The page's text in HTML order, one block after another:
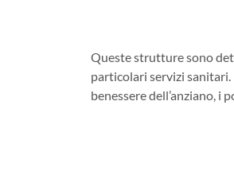
Queste strutture sono
particolari servizi sanitari.
benessere dell’anziano, i